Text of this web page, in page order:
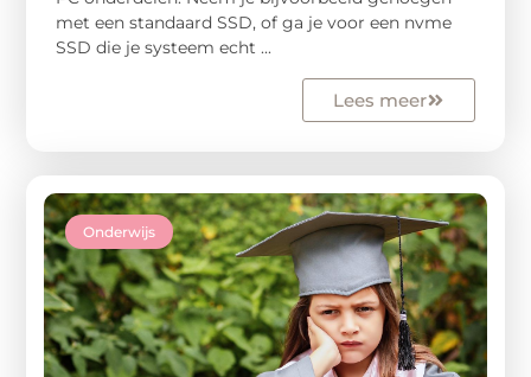
met een standaard SSD, of ga je voor een nvme
SSD die je systeem echt ...
Onderwijs